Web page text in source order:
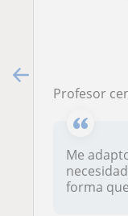
Profesor centrado en la
Me
forma